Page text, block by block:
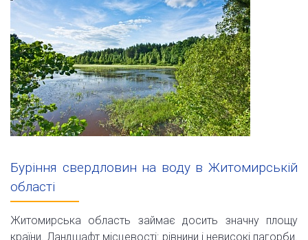
Буріння свердловин на воду в Житомирській
області
Житомирська область займає досить значну площу
країни. Ландшафт місцевості: рівнини і невисокі пагорби.